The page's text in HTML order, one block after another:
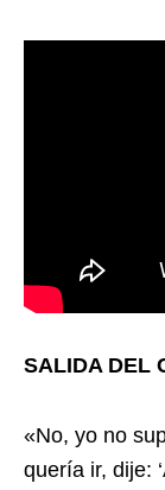
SALIDA DEL
«No, yo no
quería ir, dije: